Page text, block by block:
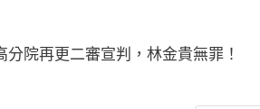
分院再更二審宣判，林金貴無罪！